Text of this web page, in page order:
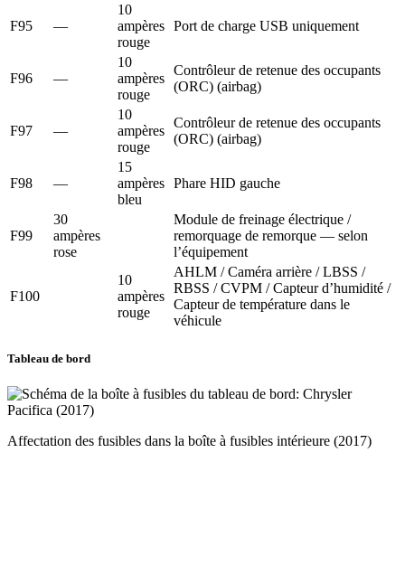
F95 —
10
ampères
rouge
Port de charge USB uniquement
F96 —
10
ampères
rouge
Contrôleur de retenue des occupants
(ORC) (airbag)
F97 —
10
ampères
rouge
Contrôleur de retenue des occupants
(ORC) (airbag)
F98 —
15
ampères
bleu
Phare HID gauche
F99
30
ampères
rose
Module de freinage électrique /
remorquage de remorque — selon
l’équipement
F100
10
ampères
rouge
AHLM / Caméra arrière / LBSS /
RBSS / CVPM / Capteur d’humidité /
Capteur de température dans le
véhicule
Tableau de bord
Affectation des fusibles dans la boîte à fusibles intérieure (2017)